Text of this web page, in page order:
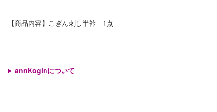
【商品内容】こぎん刺し半衿 1点
annKoginについて